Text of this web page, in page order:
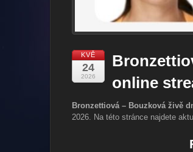
KVĚ
24
2026
online
Bronzettiová – Bouzková živě
2026. Na této stránce najdete